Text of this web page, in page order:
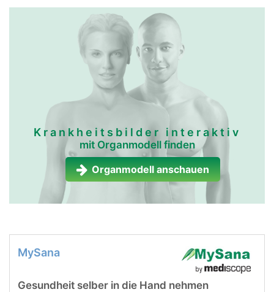
Krankheitsbilder interaktiv
mit Organmodell finden
Organmodell anschauen
MySana
Gesundheit selber in die Hand nehmen